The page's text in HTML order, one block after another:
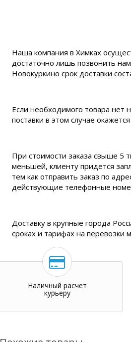
Наша компания в Химках
достаточно лишь позвонить
Новокуркино срок доставки
Если необходимого товара нет
поставки в этом случае
При стоимости заказа свыше 5
меньшей, клиенту придется
тем как отправить заказ по
действующие телефонные
Доставку в крупные города
сроках и тарифах на перевозки
Наличный расчет
курьеру